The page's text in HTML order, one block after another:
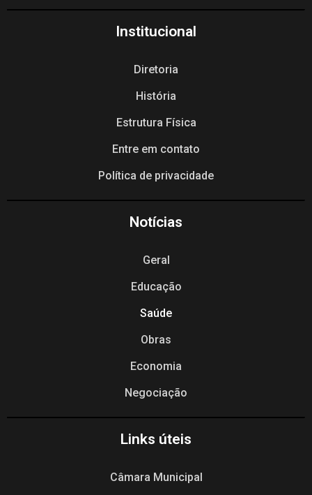
Institucional
Diretoria
História
Estrutura Física
Entre em contato
Política de privacidade
Notícias
Geral
Educação
Saúde
Obras
Economia
Negociação
Links úteis
Câmara Municipal